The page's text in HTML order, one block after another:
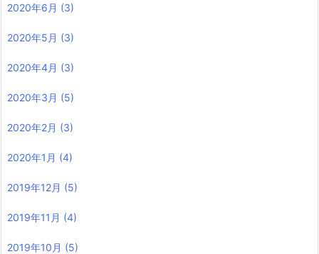
2020年6月 (3)
2020年5月 (3)
2020年4月 (3)
2020年3月 (5)
2020年2月 (3)
2020年1月 (4)
2019年12月 (5)
2019年11月 (4)
2019年10月 (5)